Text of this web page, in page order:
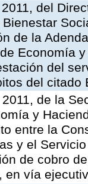
del
de la
Economía
del
del citado
de la
y
entre la
y el
de cobro
en vía